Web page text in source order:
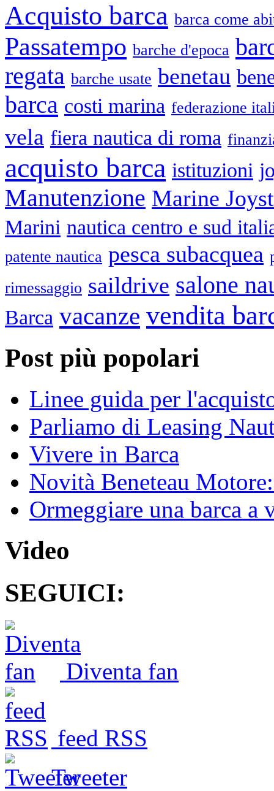
Acquisto barca barca come
Passatempo barche d'epoca
regata barche usate benetau
barca costi marina federazione
vela fiera nautica di roma
acquisto barca istituzioni
Manutenzione Marine
Marini nautica centro e sud
patente nautica pesca subacquea
rimessaggio saildrive salone
Barca vacanze vendita
Post più popolari
Linee guida per
Parliamo di Leasing
Vivere in Barca
Novità Beneteau
Ormeggiare una barca
Video
SEGUICI:
Diventa fan
feed RSS
Tweeter